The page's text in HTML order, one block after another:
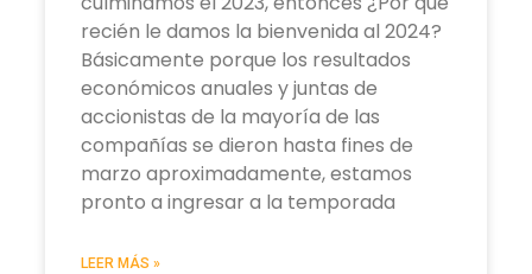
recién le damos la bienvenida al 2024?
Básicamente porque los resultados
económicos anuales y juntas de
accionistas de la mayoría de las
compañías se dieron hasta fines de
marzo aproximadamente, estamos
pronto a ingresar a la temporada
LEER MÁS »